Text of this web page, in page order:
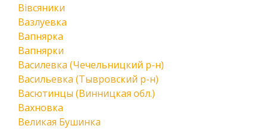
Вівсяники
Вазлуевка
Вапнярка
Вапнярки
Василевка (Чечельницкий р-н)
Васильевка (Тывровский р-н)
Васютинцы (Винницкая обл.)
Вахновка
Великая Бушинка